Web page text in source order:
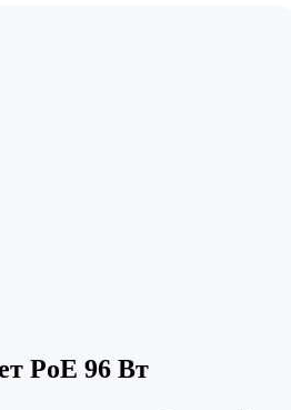
PoE 96 Вт